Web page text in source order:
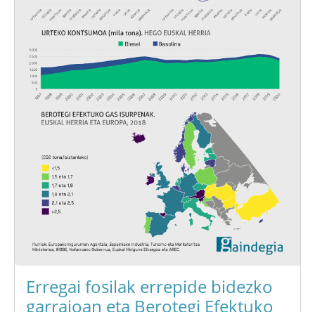
Erregai fosilak errepide bidezko
garraioan eta Berotegi Efektuko